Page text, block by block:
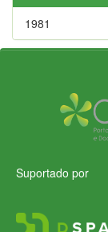
1981
Suportado por